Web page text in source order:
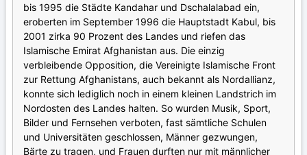
bis 1995 die Städte Kandahar und Dschalalabad ein,
eroberten im September 1996 die Hauptstadt Kabul, bis
2001 zirka 90 Prozent des Landes und riefen das
Islamische Emirat Afghanistan aus. Die einzig
verbleibende Opposition, die Vereinigte Islamische Front
zur Rettung Afghanistans, auch bekannt als Nordallianz,
konnte sich lediglich noch in einem kleinen Landstrich im
Nordosten des Landes halten. So wurden Musik, Sport,
Bilder und Fernsehen verboten, fast sämtliche Schulen
und Universitäten geschlossen, Männer gezwungen,
Bärte zu tragen, und Frauen durften nur mit männlicher